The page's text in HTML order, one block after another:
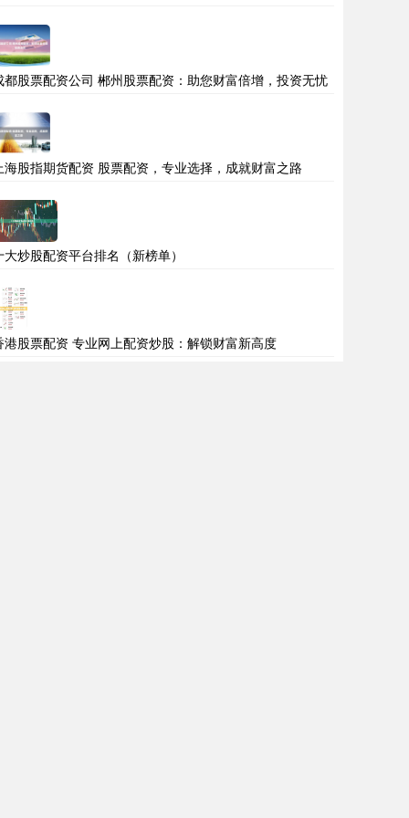
都股票配资公司 郴州股票配资：助您财富倍增，投资无忧
海股指期货配资 股票配资，专业选择，成就财富之路
大炒股配资平台排名（新榜单）
港股票配资 专业网上配资炒股：解锁财富新高度